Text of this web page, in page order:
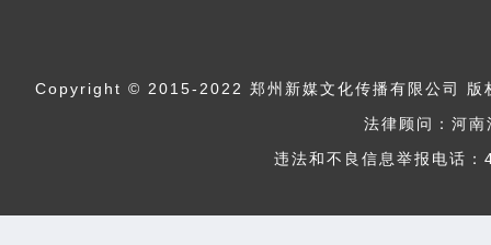
Copyright © 2015-2022 郑州新媒文化传播有限公司 版
法律顾问：河
违法和不良信息举报电话